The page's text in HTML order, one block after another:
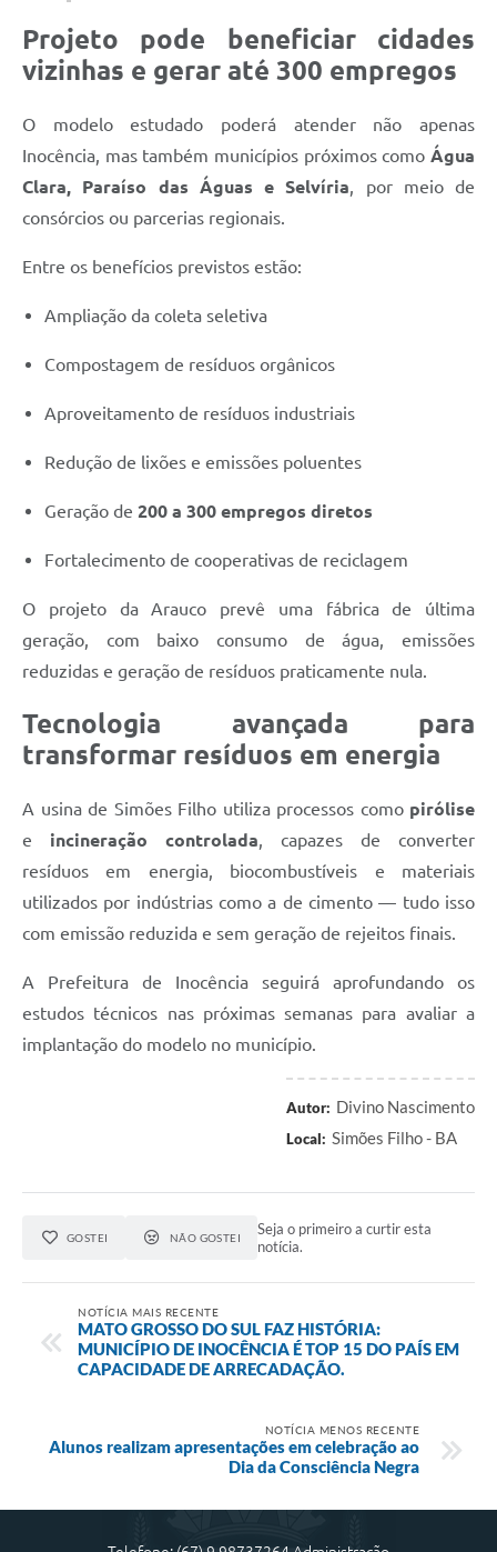
Projeto pode beneficiar cidades
vizinhas e gerar até 300 empregos
O modelo estudado poderá atender não apenas
Inocência, mas também municípios próximos como Água
Clara, Paraíso das Águas e Selvíria, por meio de
consórcios ou parcerias regionais.
Entre os benefícios previstos estão:
Ampliação da coleta seletiva
Compostagem de resíduos orgânicos
Aproveitamento de resíduos industriais
Redução de lixões e emissões poluentes
Geração de 200 a 300 empregos diretos
Fortalecimento de cooperativas de reciclagem
O projeto da Arauco prevê uma fábrica de última
geração, com baixo consumo de água, emissões
reduzidas e geração de resíduos praticamente nula.
Tecnologia avançada para
transformar resíduos em energia
A usina de Simões Filho utiliza processos como pirólise
e incineração controlada, capazes de converter
resíduos em energia, biocombustíveis e materiais
utilizados por indústrias como a de cimento — tudo isso
com emissão reduzida e sem geração de rejeitos finais.
A Prefeitura de Inocência seguirá aprofundando os
estudos técnicos nas próximas semanas para avaliar a
implantação do modelo no município.
Autor: Divino Nascimento
Local: Simões Filho - BA
GOSTEI NÃO GOSTEI
Seja o primeiro a curtir esta
notícia.
NOTÍCIA MAIS RECENTE
MATO GROSSO DO SUL FAZ HISTÓRIA:
MUNICÍPIO DE INOCÊNCIA É TOP 15 DO PAÍS EM
CAPACIDADE DE ARRECADAÇÃO.
NOTÍCIA MENOS RECENTE
Alunos realizam apresentações em celebração ao
Dia da Consciência Negra